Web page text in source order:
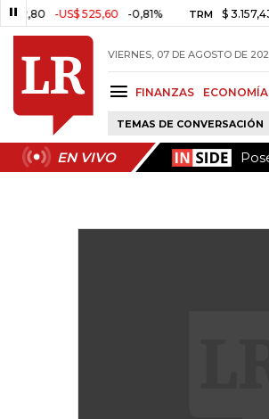
-US$ 525,60 -0,81% TRM $ 3.157,43 -$
VIERNES, 07 DE AGOSTO DE
FINANZAS ECONOMÍA
TEMAS DE CONVERSACIÓN
EN VIVO
EN VIVO